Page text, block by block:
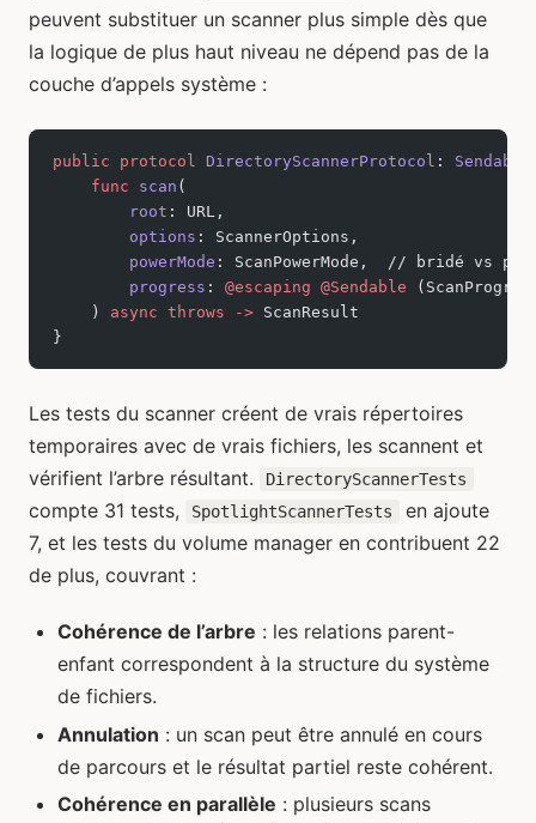
peuvent substituer un scanner plus simple dès que
la logique de plus haut niveau ne dépend pas de la
couche d’appels système :
public protocol DirectoryScannerProtocol :
    func
scan (
        root
: URL,
        options
: ScannerOptions,
        powerMode
: ScanPowerMode,  // bridé vs
        progress
: @escaping @Sendable
    )
async throws -> ScanResult
}
Les tests du scanner créent de vrais répertoires
temporaires avec de vrais fichiers, les scannent et
vérifient l’arbre résultant.
DirectoryScannerTests
compte 31 tests, SpotlightScannerTests
en ajoute
7, et les tests du volume manager en contribuent 22
de plus, couvrant :
Cohérence de l’arbre : les relations parent-
enfant correspondent à la structure du système
de fichiers.
Annulation : un scan peut être annulé en cours
de parcours et le résultat partiel reste cohérent.
Cohérence en parallèle : plusieurs scans